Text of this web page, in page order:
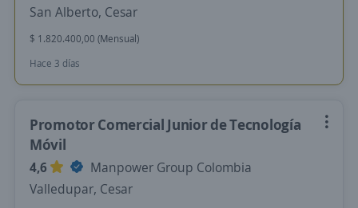
San Alberto, Cesar
$ 1.820.400,00 (Mensual)
Hace 3 días
Promotor Comercial Junior de Tecnología
Móvil
4,6
Manpower Group Colombia
Valledupar, Cesar